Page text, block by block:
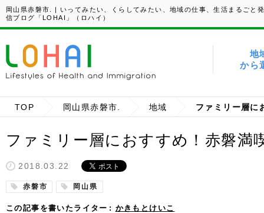
岡山県赤磐市. | いってみたい、くらしてみたい、地域の仕事、生活まるごと
信ブログ「LOHAI」（ロハイ）
地
から
TOP 岡山県赤磐市. 地域
ファミリー層におすすめ！赤磐満
2018.03.22
赤磐市 岡山県
この記事を書いたライター かきもとけいこ